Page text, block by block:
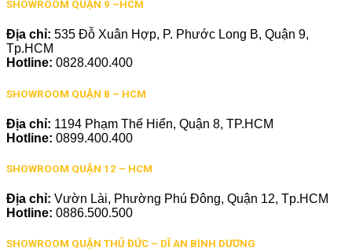
SHOWROOM QUẬN 9 –HCM
Địa chỉ: 535 Đỗ Xuân Hợp, P. Phước Long B, Quận 9,
Tp.HCM
Hotline: 0828.400.400
SHOWROOM QUẬN 8 – HCM
Địa chỉ: 1194 Phạm Thế Hiển, Quận 8, TP.HCM
Hotline: 0899.400.400
SHOWROOM QUẬN 12 – HCM
Địa chỉ: Vườn Lài, Phường Phú Đông, Quận 12, Tp.HCM
Hotline: 0886.500.500
SHOWROOM QUẬN THỦ ĐỨC – DĨ AN BÌNH DƯƠNG